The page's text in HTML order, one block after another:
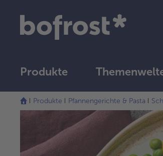
Produkte
Produkte Pfannengerichte & Pasta